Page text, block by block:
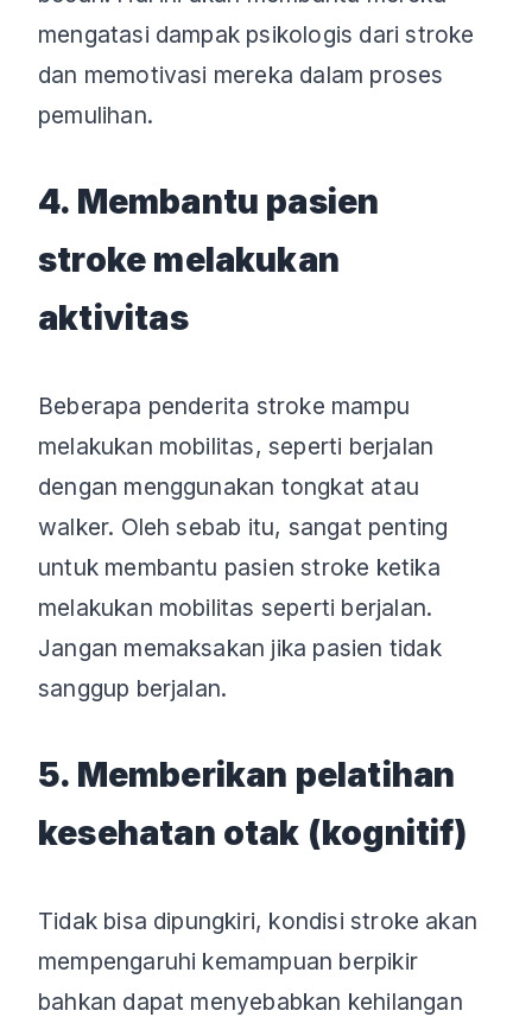
mengatasi dampak psikologis dari stroke
dan memotivasi mereka dalam proses
pemulihan.
4. Membantu pasien
stroke melakukan
aktivitas
Beberapa penderita stroke mampu
melakukan mobilitas, seperti berjalan
dengan menggunakan tongkat atau
walker. Oleh sebab itu, sangat penting
untuk membantu pasien stroke ketika
melakukan mobilitas seperti berjalan.
Jangan memaksakan jika pasien tidak
sanggup berjalan.
5. Memberikan pelatihan
kesehatan otak (kognitif)
Tidak bisa dipungkiri, kondisi stroke akan
mempengaruhi kemampuan berpikir
bahkan dapat menyebabkan kehilangan